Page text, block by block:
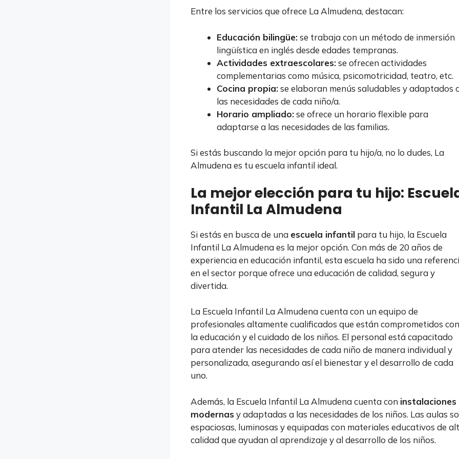
Entre los servicios que ofrece La Almudena, destacan:
Educación bilingüe:se trabaja con un método de inmersión
lingüística en inglés desde edades tempranas.
Actividades extraescolares:se ofrecen actividades
complementarias como música, psicomotricidad, teatro, etc.
Cocina propia:se elaboran menús saludables y adaptados
las necesidades de cada niño/a.
Horario ampliado:se ofrece un horario flexible para
adaptarse a las necesidades de las familias.
Si estás buscando la mejor opción para tu hijo/a, no lo dudes, La
Almudena es tu escuela infantil ideal.
La mejor elección para tu hijo:
Infantil La Almudena
Si estás en busca de una escuela infantil para tu hijo, la Escuela
Infantil La Almudena es la mejor opción. Con más de 20 años de
experiencia en educación infantil, esta escuela ha sido una
en el sector porque ofrece una educación de calidad, segura y
divertida.
La Escuela Infantil La Almudena cuenta con un equipo de
profesionales altamente cualificados que están comprometidos con
la educación y el cuidado de los niños. El personal está capacitado
para atender las necesidades de cada niño de manera individual y
personalizada, asegurando así el bienestar y el desarrollo de cada
uno.
Además, la Escuela Infantil La Almudena cuenta con instalaciones
modernas y adaptadas a las necesidades de los niños. Las aulas
espaciosas, luminosas y equipadas con materiales educativos de
calidad que ayudan al aprendizaje y al desarrollo de los niños.